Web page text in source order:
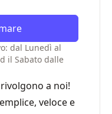
dal Lunedì al
il Sabato dalle
a noi!
veloce e